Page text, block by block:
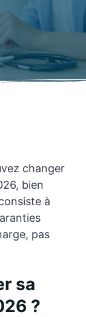
changer
bien
à
pas
sa
?